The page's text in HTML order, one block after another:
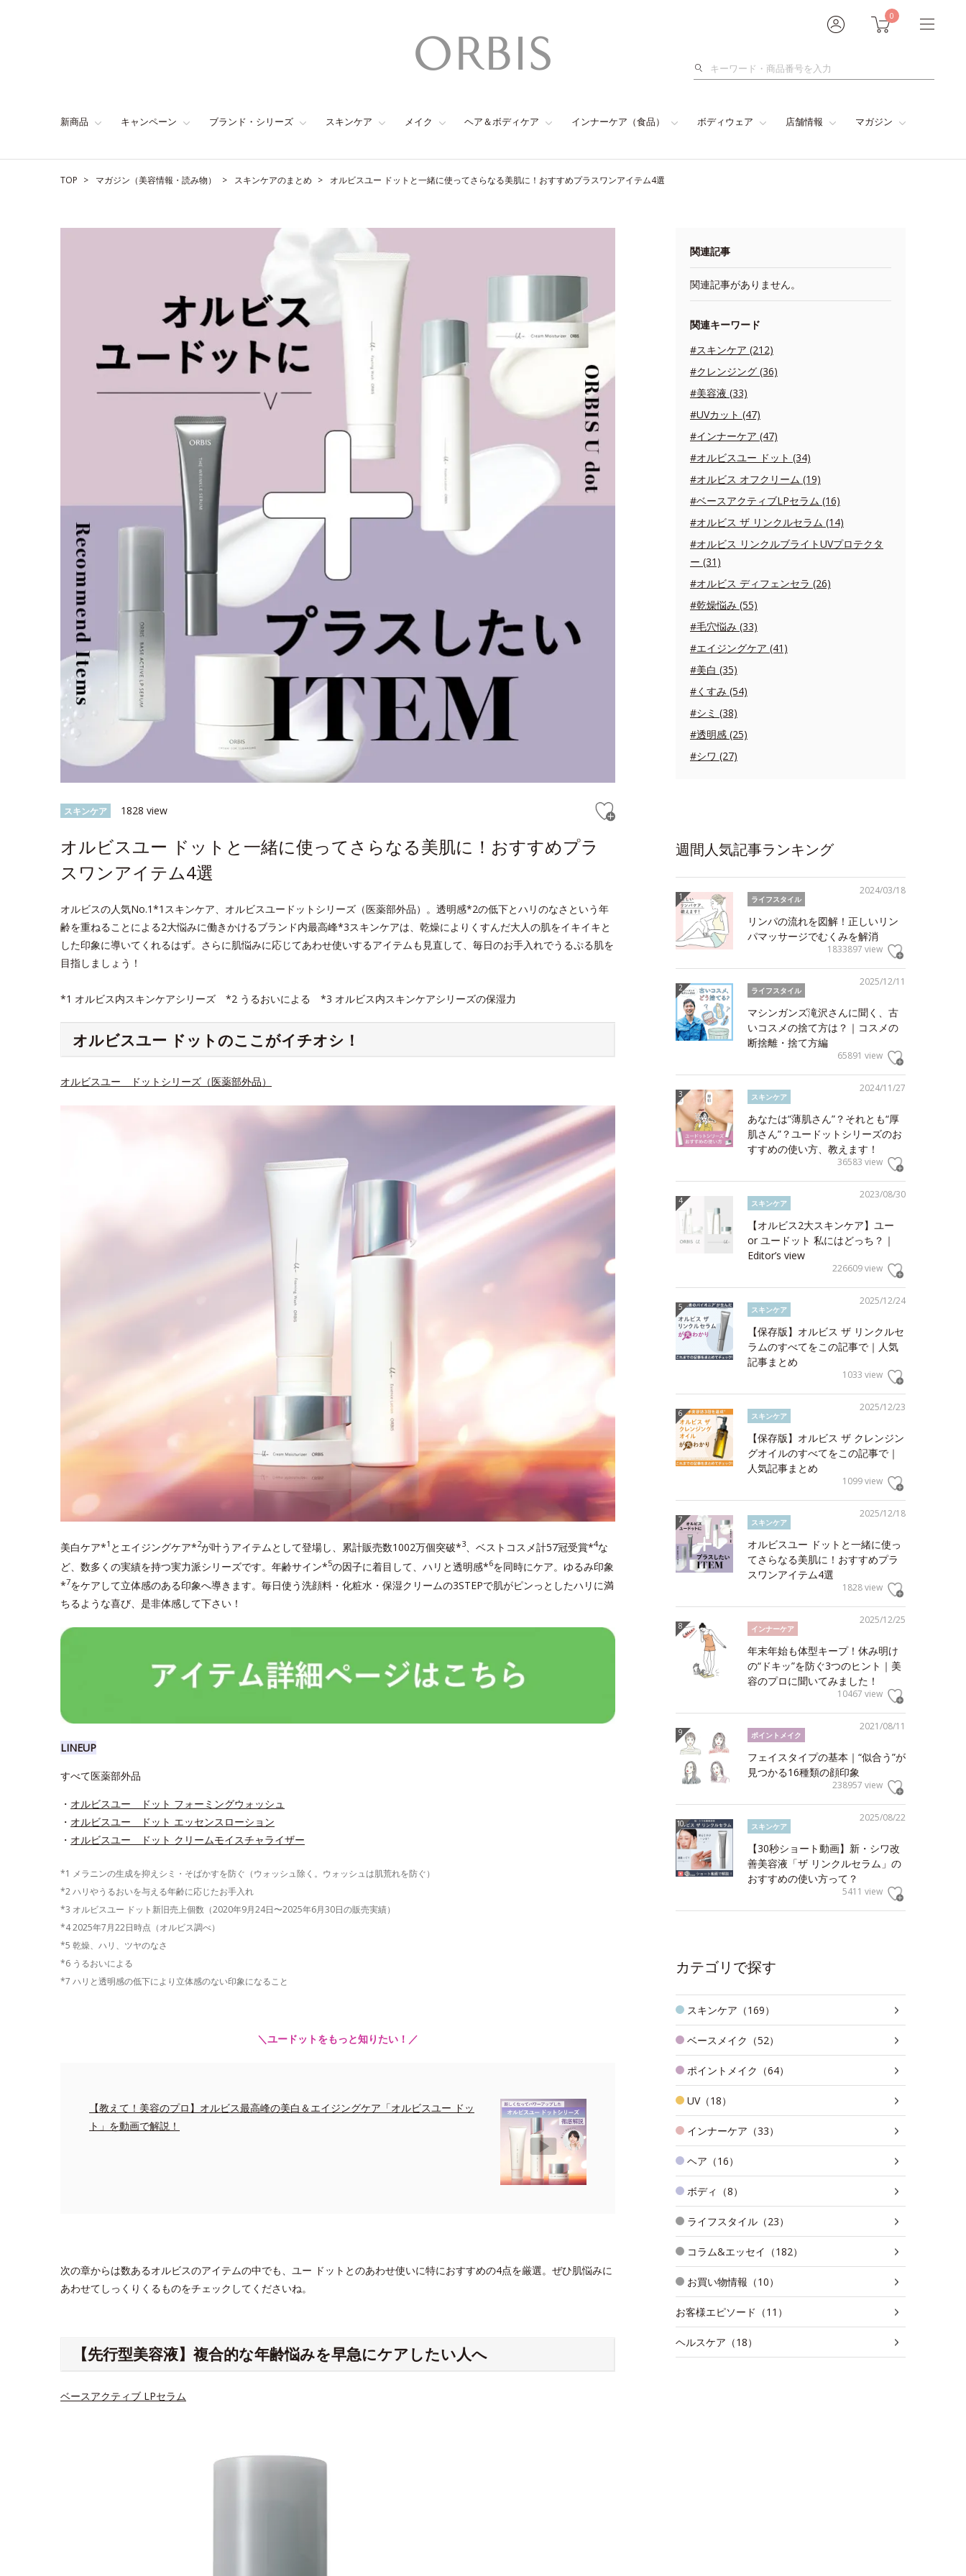
0
検
新商品 キャンペーン ブランド・シリーズ スキンケア メイク ヘア＆ボディケア インナーケア（食品） ボディウェア 店舗情報 マガジン
TOP マガジン（美容情報・読み物） スキンケアのまとめ オルビスユー ドットと一緒に使ってさらなる美肌に！おすすめプラスワンアイテム4選
スキンケア 1828 view
オルビスユー ドットと一緒に使ってさらなる美肌に！おすすめプラ
スワンアイテム4選
オルビスの人気No.1*1スキンケア、オルビスユードットシリーズ（医薬部外品）。透明感*2の低下とハリのなさという年
齢を重ねることによる2大悩みに働きかけるブランド内最高峰*3スキンケアは、乾燥によりくすんだ大人の肌をイキイキと
した印象に導いてくれるはず。さらに肌悩みに応じてあわせ使いするアイテムも見直して、毎日のお手入れでうるぷる肌を
目指しましょう！
*1 オルビス内スキンケアシリーズ *2 うるおいによる *3 オルビス内スキンケアシリーズの保湿力
オルビスユー ドットのここがイチオシ！
オルビスユー ドットシリーズ（医薬部外品）
美白ケア*1 とエイジングケア*2が叶うアイテムとして登場し、累計販売数1002万個突破*3 、ベストコスメ計57冠受賞*4な
ど、数多くの実績を持つ実力派シリーズです。年齢サイン*5の因子に着目して、ハリと透明感*6を同時にケア。ゆるみ印象
*7をケアして立体感のある印象へ導きます。毎日使う洗顔料・化粧水・保湿クリームの3STEPで肌がピンっとしたハリに満
ちるような喜び、是非体感して下さい！
LINEUP
すべて医薬部外品
・ オルビスユー ドット フォーミングウォッシュ
・ オルビスユー ドット エッセンスローション
・ オルビスユー ドット クリームモイスチャライザー
*1 メラニンの生成を抑えシミ・そばかすを防ぐ（ウォッシュ除く。ウォッシュは肌荒れを防ぐ）
*2 ハリやうるおいを与える年齢に応じたお手入れ
*3 オルビスユー ドット新旧売上個数（2020年9月24日〜2025年6月30日の販売実績）
*4 2025年7月22日時点（オルビス調べ）
*5 乾燥、ハリ、ツヤのなさ
*6 うるおいによる
*7 ハリと透明感の低下により立体感のない印象になること
＼ユードットをもっと知りたい！／
【教えて！美容のプロ】オルビス最高峰の美白＆エイジングケア「オルビスユー ドッ
ト」を動画で解説！
次の章からは数あるオルビスのアイテムの中でも、ユー ドットとのあわせ使いに特におすすめの4点を厳選。ぜひ肌悩みに
あわせてしっくりくるものをチェックしてくださいね。
【先行型美容液】複合的な年齢悩みを早急にケアしたい人へ
ベースアクティブ LPセラム
関連記事
関連記事がありません。
関連キーワード
#スキンケア (212)
#クレンジング (36)
#美容液 (33)
#UVカット (47)
#インナーケア (47)
#オルビスユー ドット (34)
#オルビス オフクリーム (19)
#ベースアクティブLPセラム (16)
#オルビス ザ リンクルセラム (14)
#オルビス リンクルブライトUVプロテクタ
ー (31)
#オルビス ディフェンセラ (26)
#乾燥悩み (55)
#毛穴悩み (33)
#エイジングケア (41)
#美白 (35)
#くすみ (54)
#シミ (38)
#透明感 (25)
#シワ (27)
週間人気記事ランキング
2024/03/18
ライフスタイル
リンパの流れを図解！正しいリン
パマッサージでむくみを解消
1833897 view
2025/12/11
ライフスタイル
マシンガンズ滝沢さんに聞く、古
いコスメの捨て方は？｜コスメの
断捨離・捨て方編
65891 view
2024/11/27
スキンケア
あなたは“薄肌さん”？それとも“厚
肌さん”？ユードットシリーズのお
すすめの使い方、教えます！
36583 view
2023/08/30
スキンケア
【オルビス2大スキンケア】ユー
or ユードット 私にはどっち？｜
Editor’s view
226609 view
2025/12/24
スキンケア
【保存版】オルビス ザ リンクルセ
ラムのすべてをこの記事で｜人気
記事まとめ
1033 view
2025/12/23
スキンケア
【保存版】オルビス ザ クレンジン
グオイルのすべてをこの記事で｜
人気記事まとめ
1099 view
2025/12/18
スキンケア
オルビスユー ドットと一緒に使っ
てさらなる美肌に！おすすめプラ
スワンアイテム4選
1828 view
2025/12/25
インナーケア
年末年始も体型キープ！休み明け
の“ドキッ”を防ぐ3つのヒント｜美
容のプロに聞いてみました！
10467 view
2021/08/11
ポイントメイク
フェイスタイプの基本｜“似合う”が
見つかる16種類の顔印象
238957 view
2025/08/22
スキンケア
【30秒ショート動画】新・シワ改
善美容液「ザ リンクルセラム」の
おすすめの使い方って？
5411 view
カテゴリで探す
スキンケア（169）
ベースメイク（52）
ポイントメイク（64）
UV（18）
インナーケア（33）
ヘア（16）
ボディ（8）
ライフスタイル（23）
コラム&エッセイ（182）
お買い物情報（10）
お客様エピソード（11）
ヘルスケア（18）